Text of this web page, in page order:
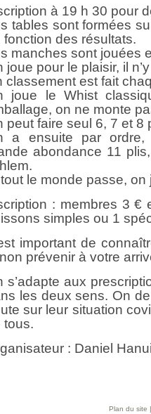
à 19 h 30 pour
tables sont formées
fonction des résultats.
manches sont jouées
joue pour le plaisir, il
classement est fait
joue le Whist
on ne monte
peut faire seul 6, 7 et 8
a ensuite par ordre,
abondance 11
le monde passe,
: membres 3 €
simples ou 1
important de
prévenir à votre
s’adapte aux
les deux sens. On
sur leur situation
tous.
: Daniel
Plan du site